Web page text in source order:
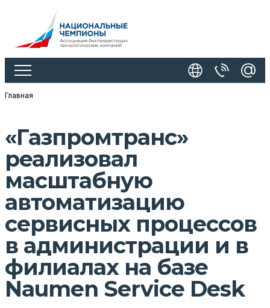
Главная
«Газпромтранс»
реализовал
масштабную
автоматизацию
сервисных процессов
в администрации и в
филиалах на базе
Naumen Service Desk